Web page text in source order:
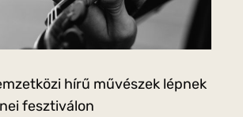
hírű művészek lépnek
fesztiválon